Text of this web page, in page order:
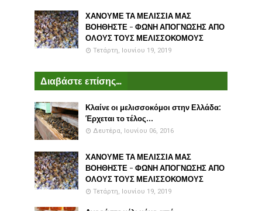
ΧΑΝΟΥΜΕ ΤΑ ΜΕΛΙΣΣΙΑ ΜΑΣ
ΒΟΗΘΗΣΤΕ - ΦΩΝΗ ΑΠΟΓΝΩΣΗΣ ΑΠΟ
ΟΛΟΥΣ ΤΟΥΣ ΜΕΛΙΣΣΟΚΟΜΟΥΣ
Τετάρτη, Ιουνίου 19, 2019
Διαβάστε επίσης...
Κλαίνε οι μελισσοκόμοι στην Ελλάδα:
Έρχεται το τέλος...
Δευτέρα, Ιουνίου 06, 2016
ΧΑΝΟΥΜΕ ΤΑ ΜΕΛΙΣΣΙΑ ΜΑΣ
ΒΟΗΘΗΣΤΕ - ΦΩΝΗ ΑΠΟΓΝΩΣΗΣ ΑΠΟ
ΟΛΟΥΣ ΤΟΥΣ ΜΕΛΙΣΣΟΚΟΜΟΥΣ
Τετάρτη, Ιουνίου 19, 2019